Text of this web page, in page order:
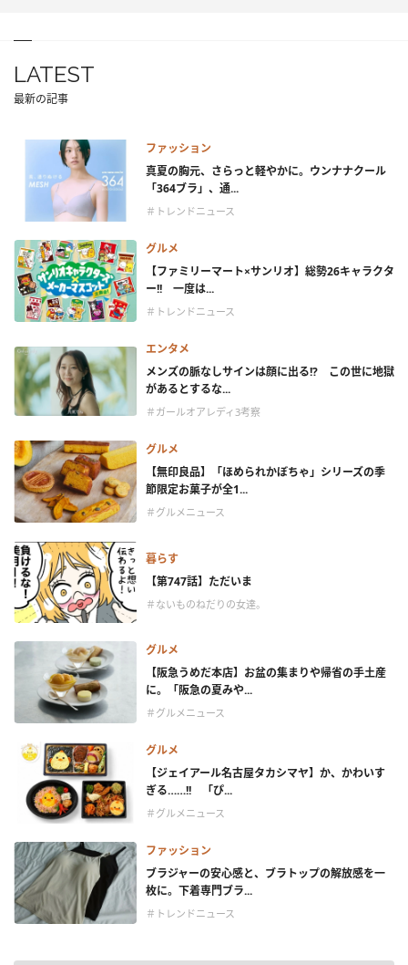
LATEST
最新の記事
ファッション
真夏の胸元、さらっと軽やかに。ウンナナクール
「364ブラ」、通...
＃トレンドニュース
グルメ
【ファミリーマート×サンリオ】総勢26キャラクタ
ー!! 一度は...
＃トレンドニュース
エンタメ
メンズの脈なしサインは顔に出る!? この世に地獄
があるとするな...
＃ガールオアレディ3考察
グルメ
【無印良品】「ほめられかぼちゃ」シリーズの季
節限定お菓子が全1...
＃グルメニュース
暮らす
【第747話】ただいま
＃ないものねだりの女達。
グルメ
【阪急うめだ本店】お盆の集まりや帰省の手土産
に。「阪急の夏みや...
＃グルメニュース
グルメ
【ジェイアール名古屋タカシマヤ】か、かわいす
ぎる……!! 「ぴ...
＃グルメニュース
ファッション
ブラジャーの安心感と、ブラトップの解放感を一
枚に。下着専門ブラ...
＃トレンドニュース